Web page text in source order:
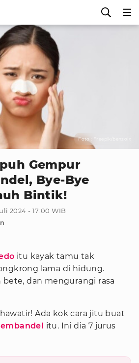
Foto : Freepik/benzoix
Gempur
Bye-Bye
Bintik!
2024 - 17:00 WIB
itu kayak tamu tak
lama di hidung.
dan mengurangi rasa
Ada kok cara jitu buat
itu. Ini dia 7 jurus